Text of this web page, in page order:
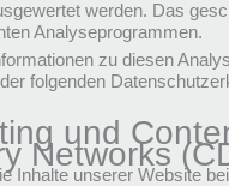
werden. Das
Analyseprogrammen.
zu diesen
folgenden
und
Networks
Inhalte unserer Website